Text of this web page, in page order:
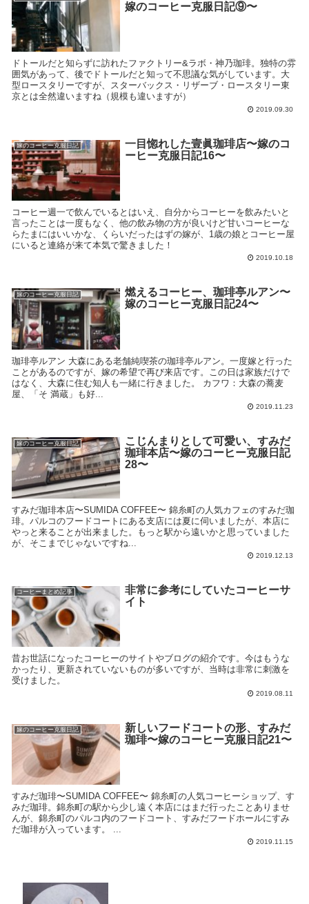
嫁のコーヒー克服日記⑨〜
ドトールだと知らずに訪れたファクトリー&ラボ・神乃珈琲。独特の雰
囲気があって、後でドトールだと知って不思議な気がしています。大
型ロースタリーですが、スターバックス・リザーブ・ロースタリー東
京とは全然違いますね（規模も違いますが）
2019.09.30
嫁のコーヒー克服日記
一目惚れした壹眞珈琲店〜嫁のコ
ーヒー克服日記16〜
コーヒー週一で飲んでいるとはいえ、自分からコーヒーを飲みたいと
言ったことは一度もなく、他の飲み物の方が良いけど甘いコーヒーな
らたまにはいいかな、くらいだったはずの嫁が、1歳の娘とコーヒー屋
にいると連絡が来て本気で驚きました！
2019.10.18
嫁のコーヒー克服日記
燃えるコーヒー、珈琲亭ルアン〜
嫁のコーヒー克服日記24〜
珈琲亭ルアン 大森にある老舗純喫茶の珈琲亭ルアン。一度嫁と行った
ことがあるのですが、嫁の希望で再び来店です。この日は家族だけで
はなく、大森に住む知人も一緒に行きました。 カフワ：大森の蕎麦
屋、「そ 満蔵」も好...
2019.11.23
嫁のコーヒー克服日記
こじんまりとして可愛い、すみだ
珈琲本店〜嫁のコーヒー克服日記
28〜
すみだ珈琲本店〜SUMIDA COFFEE〜 錦糸町の人気カフェのすみだ珈
琲。パルコのフードコートにある支店には夏に伺いましたが、本店に
やっと来ることが出来ました。もっと駅から遠いかと思っていました
が、そこまでじゃないですね...
2019.12.13
コーヒーまとめ記事
非常に参考にしていたコーヒーサ
イト
昔お世話になったコーヒーのサイトやブログの紹介です。今はもうな
かったり、更新されていないものが多いですが、当時は非常に刺激を
受けました。
2019.08.11
嫁のコーヒー克服日記
新しいフードコートの形、すみだ
珈琲〜嫁のコーヒー克服日記21〜
すみだ珈琲〜SUMIDA COFFEE〜 錦糸町の人気コーヒーショップ、す
みだ珈琲。錦糸町の駅から少し遠く本店にはまだ行ったことありませ
んが、錦糸町のパルコ内のフードコート、すみだフードホールにすみ
だ珈琲が入っています。 ...
2019.11.15